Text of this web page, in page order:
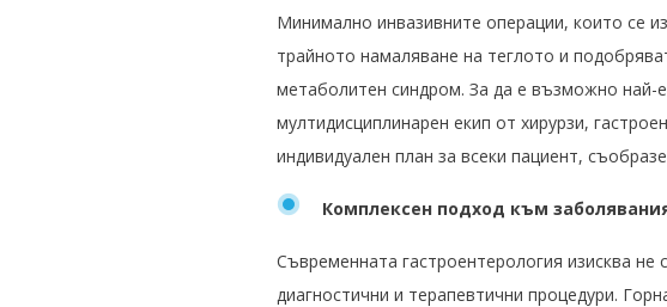
Минимално инвазивните операции, които се
трайното намаляване на теглото и
метаболитен синдром. За да е възможно най-
мултидисциплинарен екип от хирурзи,
индивидуален план за всеки пациент,
Комплексен подход към
Съвременната гастроентерология изисква
диагностични и терапевтични процедури.